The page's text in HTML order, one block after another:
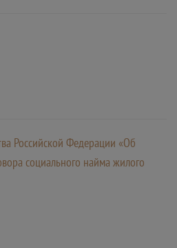
Российской Федерации «Об
социального найма жилого